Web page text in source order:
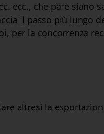
ecc., che pare siano
il passo più lungo
per la concorrenza
altresì la